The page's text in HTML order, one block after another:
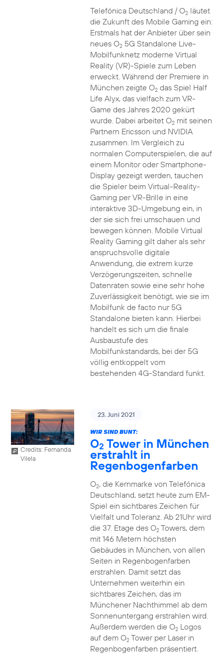
Telefónica Deutschland / O2läutet
die Zukunft des Mobile Gaming ein:
Erstmals hat der Anbieter über sein
neues O25G Standalone Live-
Mobilfunknetz moderne Virtual
Reality (VR)-Spiele zum Leben
erweckt. Während der Premiere in
München zeigte O2das Spiel Half
Life Alyx, das vielfach zum VR-
Game des Jahres 2020 gekürt
wurde. Dabei arbeitet O2mit seinen
Partnern Ericsson und NVIDIA
zusammen. Im Vergleich zu
normalen Computerspielen, die auf
einem Monitor oder Smartphone-
Display gezeigt werden, tauchen
die Spieler beim Virtual-Reality-
Gaming per VR-Brille in eine
interaktive 3D-Umgebung ein, in
der sie sich frei umschauen und
bewegen können. Mobile Virtual
Reality Gaming gilt daher als sehr
anspruchsvolle digitale
Anwendung, die extrem kurze
Verzögerungszeiten, schnelle
Datenraten sowie eine sehr hohe
Zuverlässigkeit benötigt, wie sie im
Mobilfunk de facto nur 5G
Standalone bieten kann. Hierbei
handelt es sich um die finale
Ausbaustufe des
Mobilfunkstandards, bei der 5G
völlig entkoppelt vom
bestehenden 4G-Standard funkt.
Credits: Fernanda
Vilela
23. Juni 2021
WIR SIND BUNT:
O2 Tower in München
erstrahlt in
Regenbogenfarben
O2, die Kernmarke von Telefónica
Deutschland, setzt heute zum EM-
Spiel ein sichtbares Zeichen für
Vielfalt und Toleranz. Ab 21Uhr wird
die 37. Etage des O2Towers, dem
mit 146 Metern höchsten
Gebäudes in München, von allen
Seiten in Regenbogenfarben
erstrahlen. Damit setzt das
Unternehmen weiterhin ein
sichtbares Zeichen, das im
Münchener Nachthimmel ab dem
Sonnenuntergang erstrahlen wird.
Außerdem werden die O2Logos
auf dem O2Tower per Laser in
Regenbogenfarben präsentiert.